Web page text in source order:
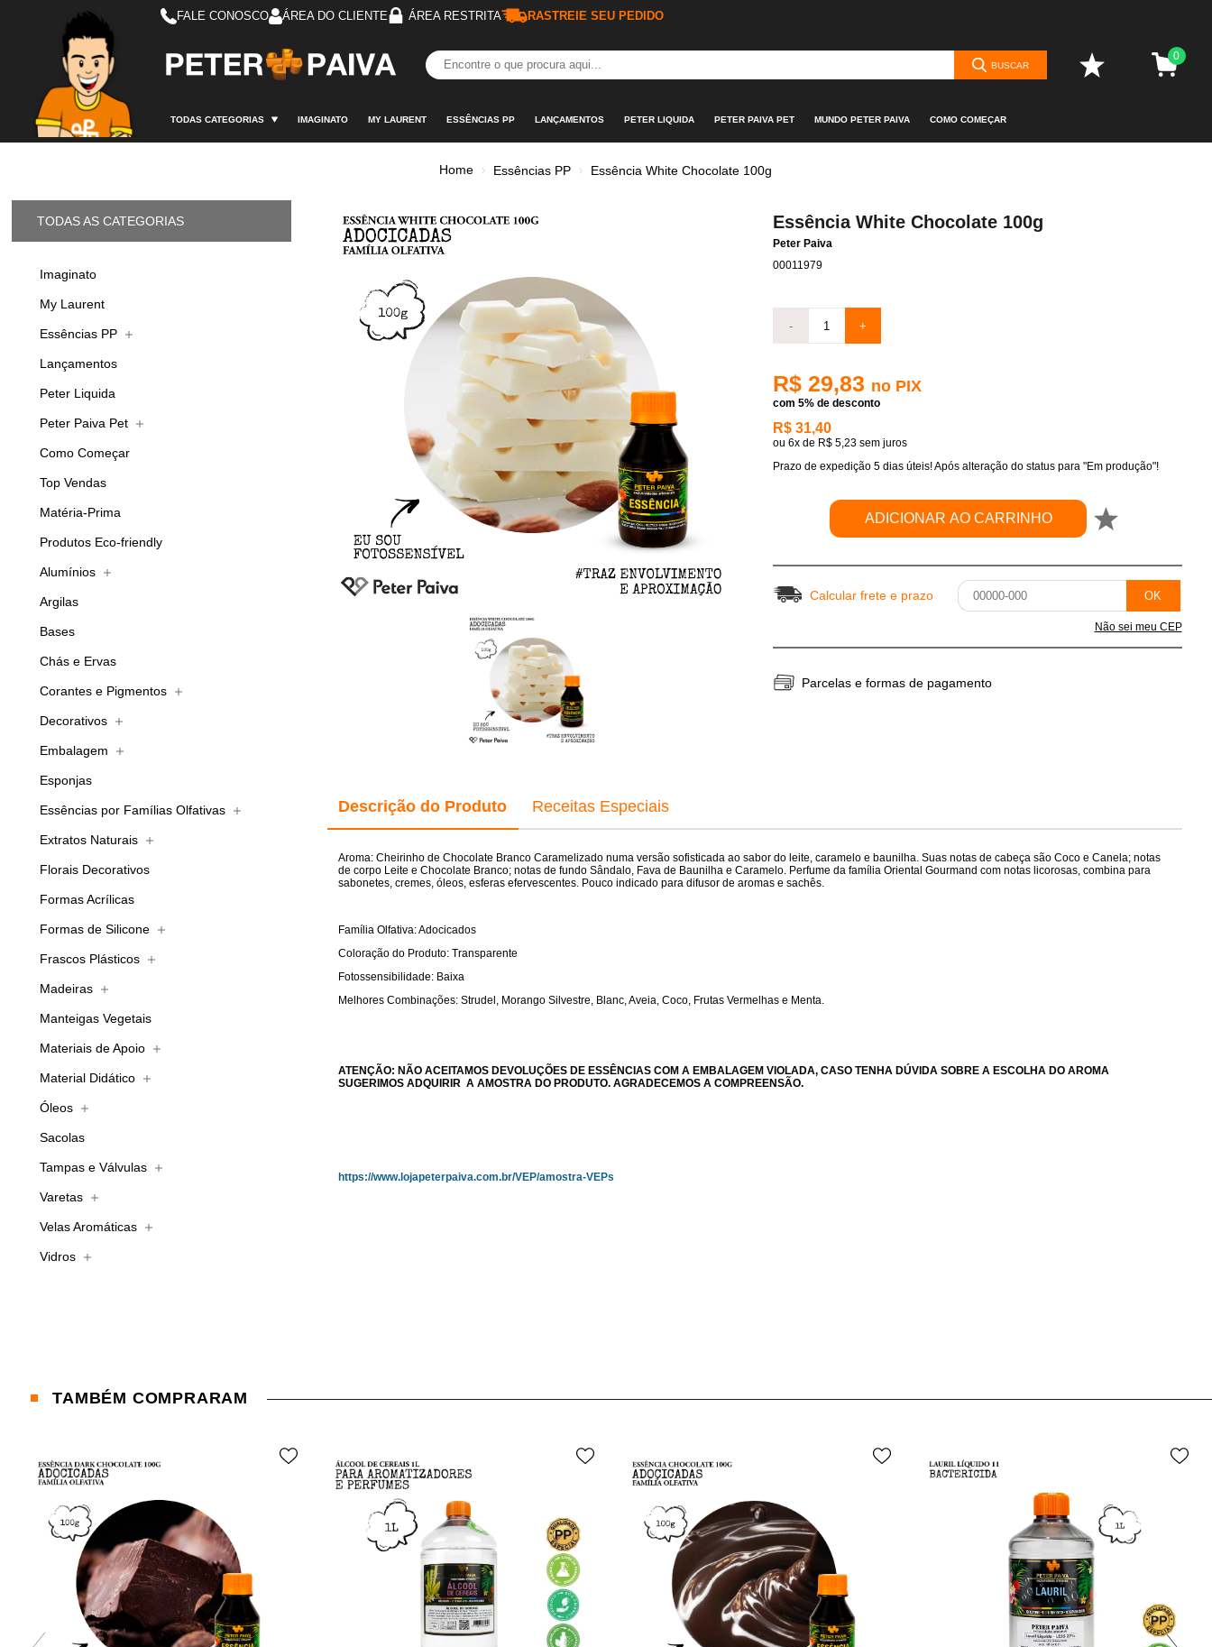
FALE CONOSCO ÁREA DO CLIENTE ÁREA RESTRITA RASTREIE SEU PEDIDO
BUSCAR
0
TODAS CATEGORIAS IMAGINATO MY LAURENT ESSÊNCIAS PP LANÇAMENTOS PETER LIQUIDA PETER PAIVA PET MUNDO PETER PAIVA COMO COMEÇAR
Home Essências PP Essência White Chocolate 100g
TODAS AS CATEGORIAS
Imaginato
My Laurent
Essências PP
Lançamentos
Peter Liquida
Peter Paiva Pet
Como Começar
Top Vendas
Matéria-Prima
Produtos Eco-friendly
Alumínios
Argilas
Bases
Chás e Ervas
Corantes e Pigmentos
Decorativos
Embalagem
Esponjas
Essências por Famílias Olfativas
Extratos Naturais
Florais Decorativos
Formas Acrílicas
Formas de Silicone
Frascos Plásticos
Madeiras
Manteigas Vegetais
Materiais de Apoio
Material Didático
Óleos
Sacolas
Tampas e Válvulas
Varetas
Velas Aromáticas
Vidros
Essência White Chocolate 100g
Peter Paiva
00011979
- +
R$ 29,83 no PIX
com 5% de desconto
R$ 31,40
ou 6x de R$ 5,23sem juros
Prazo de expedição 5 dias úteis! Após alteração do status para "Em produção"!
ADICIONAR AO CARRINHO
Calcular frete e prazo OK
Não sei meu CEP
Parcelas e formas de pagamento
Descrição do Produto Receitas Especiais
Aroma:Cheirinho de Chocolate Branco Caramelizado numa versão sofisticada ao sabor do leite, caramelo e baunilha.Suas notas de cabeça são Coco e Canela; notas
de corpo Leite e Chocolate Branco; notas de fundo Sândalo, Fava de Baunilha e Caramelo. Perfume da família Oriental Gourmand com notas licorosas, combina para
sabonetes, cremes, óleos, esferas efervescentes. Pouco indicado para difusor de aromas e sachês.
Família Olfativa: Adocicados
Coloração do Produto: Transparente
Fotossensibilidade: Baixa
Melhores Combinações: Strudel, Morango Silvestre, Blanc, Aveia, Coco, Frutas Vermelhas e Menta.
ATENÇÃO: NÃO ACEITAMOS DEVOLUÇÕES DE ESSÊNCIAS COM A EMBALAGEM VIOLADA, CASO TENHA DÚVIDA SOBRE A ESCOLHA DO AROMA
SUGERIMOS ADQUIRIR A AMOSTRA DO PRODUTO. AGRADECEMOS A COMPREENSÃO.
https://www.lojapeterpaiva.com.br/VEP/amostra-VEPs
TAMBÉM COMPRARAM